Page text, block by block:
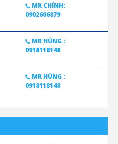
MR CHÍNH:
0902606879
MR HÙNG :
0918118148
MR HÙNG :
0918118148